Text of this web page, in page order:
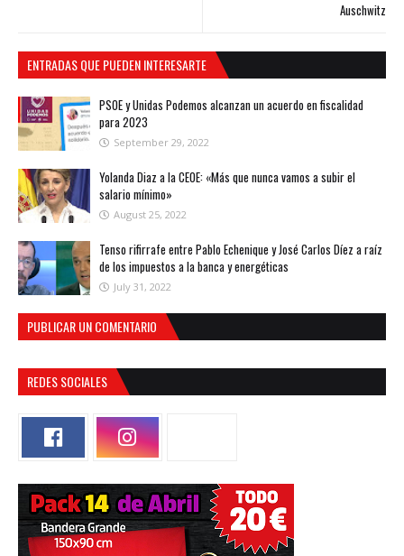
Auschwitz
ENTRADAS QUE PUEDEN INTERESARTE
PSOE y Unidas Podemos alcanzan un acuerdo en fiscalidad
para 2023
September 29, 2022
Yolanda Diaz a la CEOE: «Más que nunca vamos a subir el
salario mínimo»
August 25, 2022
Tenso rifirrafe entre Pablo Echenique y José Carlos Díez a raíz
de los impuestos a la banca y energéticas
July 31, 2022
PUBLICAR UN COMENTARIO
REDES SOCIALES